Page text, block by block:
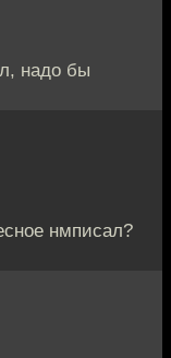
надо бы
нмписал?